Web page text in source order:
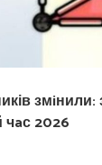
змiнили:
чaс 2026